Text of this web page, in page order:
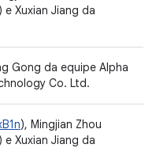
) e Xuxian Jiang da
Gong da equipe Alpha
Co. Ltd.
), Mingjian Zhou
) e Xuxian Jiang da